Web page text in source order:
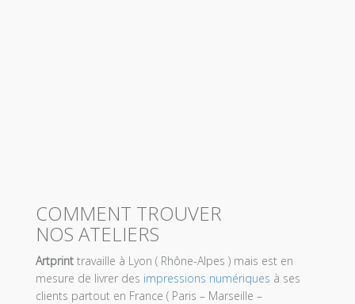
COMMENT TROUVER
NOS ATELIERS
Artprint travaille à Lyon ( Rhône-Alpes ) mais est en
mesure de livrer des impressions numériques à ses
clients partout en France ( Paris – Marseille –